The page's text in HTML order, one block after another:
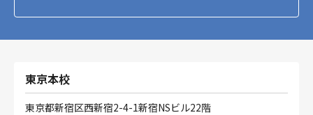
東京本校
東京都新宿区西新宿2-4-1新宿NSビル22階